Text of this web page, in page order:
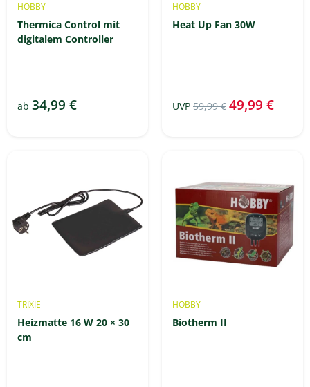
HOBBY
Thermica Control mit
digitalem Controller
ab 34,99 €
HOBBY
Heat Up Fan 30W
UVP 59,99 € 49,99 €
TRIXIE
Heizmatte 16 W 20 × 30
cm
HOBBY
Biotherm II